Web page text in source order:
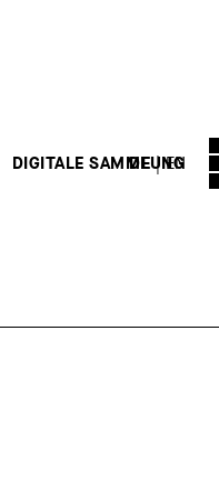
DE EN
DIGITALE SAMMLUNG